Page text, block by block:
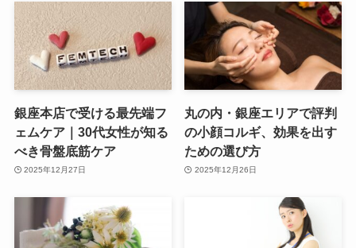
銀座本店で受ける最先端フ
ェムケア｜30代女性が知る
べき骨盤底筋ケア
2025年12月27日
丸の内・銀座エリアで評判
の小顔コルギ、効果を出す
ための選び方
2025年12月26日